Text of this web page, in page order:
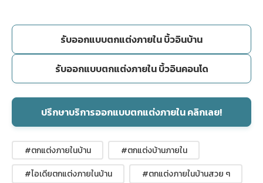
รับออกแบบตกแต่งภายใน บิ้วอินบ้าน
รับออกแบบตกแต่งภายใน บิ้วอินคอนโด
ปรึกษาบริการออกแบบตกแต่งภายใน คลิกเลย!
#ตกแต่งภายในบ้าน
#ตกแต่งบ้านภายใน
#ไอเดียตกแต่งภายในบ้าน
#ตกแต่งภายในบ้านสวย ๆ